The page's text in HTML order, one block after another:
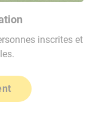
inscrites et